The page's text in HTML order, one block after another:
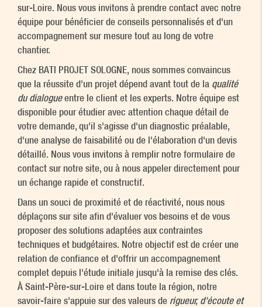
sur-Loire. Nous vous invitons à prendre contact avec notre
équipe pour bénéficier de conseils personnalisés et d'un
accompagnement sur mesure tout au long de votre
chantier.
Chez BATI PROJET SOLOGNE, nous sommes convaincus
que la réussite d'un projet dépend avant tout de la qualité
du dialogueentre le client et les experts. Notre équipe est
disponible pour étudier avec attention chaque détail de
votre demande, qu'il s'agisse d'un diagnostic préalable,
d'une analyse de faisabilité ou de l'élaboration d'un devis
détaillé. Nous vous invitons à remplir notre formulaire de
contact sur notre site, ou à nous appeler directement pour
un échange rapide et constructif.
Dans un souci de proximité et de réactivité, nous nous
déplaçons sur site afin d'évaluer vos besoins et de vous
proposer des solutions adaptées aux contraintes
techniques et budgétaires. Notre objectif est de créer une
relation de confiance et d'offrir un accompagnement
complet depuis l'étude initiale jusqu'à la remise des clés.
À Saint-Père-sur-Loire et dans toute la région, notre
savoir-faire s'appuie sur des valeurs de rigueur, d'écoute et